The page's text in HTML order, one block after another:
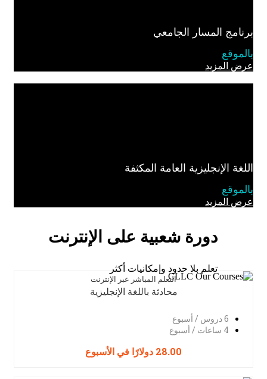
المسار الجامعي
المزيد
الإنجليزية العامة المكثفة
المزيد
دورة شعبية على الإنترنت
تعلم بلا حدود وإمكانيات أكثر
التعلم المباشر عبر الإنترنت
محادثة باللغة الإنجليزية
28.00 دولارًا في الأسبوع